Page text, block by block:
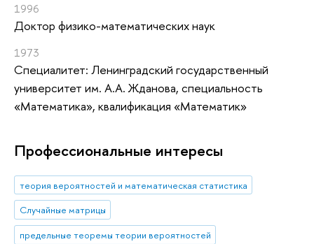
1996
Доктор физико-математических наук
1973
Специалитет: Ленинградский государственный
университет им. А.А. Жданова, специальность
«Математика», квалификация «Математик»
Профессиональные интересы
теория вероятностей и математическая статистика
Случайные матрицы
предельные теоремы теории вероятностей